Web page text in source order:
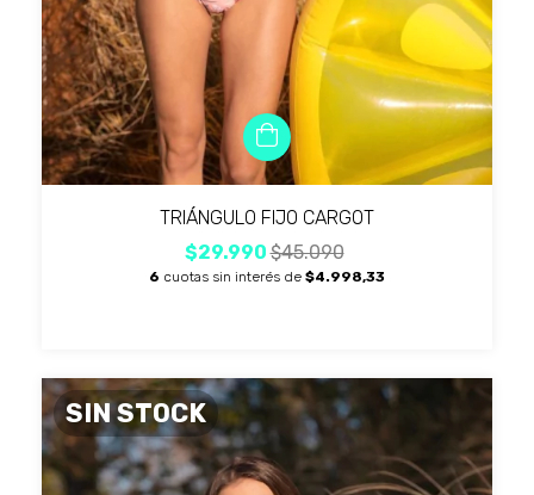
TRIÁNGULO FIJO CARGOT
$29.990$45.090
6 cuotas sin interés de $4.998,33
SIN STOCK